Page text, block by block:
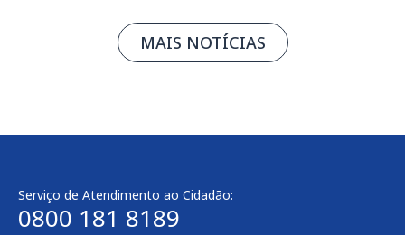
MAIS NOTÍCIAS
Serviço de Atendimento ao Cidadão:
0800 181 8189